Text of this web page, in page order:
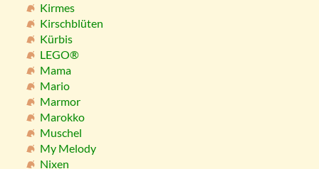
Kirmes
Kirschblüten
Kürbis
LEGO®
Mama
Mario
Marmor
Marokko
Muschel
My Melody
Nixen